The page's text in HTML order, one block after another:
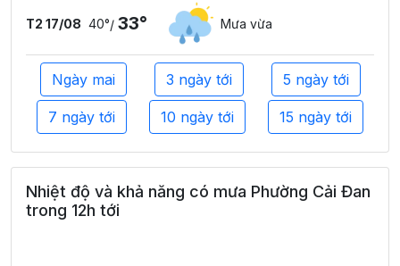
T2 17/08 40°/ 33° Mưa vừa
Ngày mai 3 ngày tới 5 ngày tới
7 ngày tới 10 ngày tới 15 ngày tới
Nhiệt độ và khả năng có mưa Phường Cải Đan
trong 12h tới